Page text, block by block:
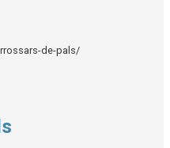
de-pals/